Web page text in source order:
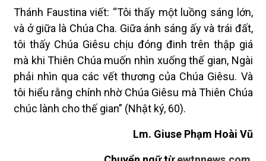
Thánh Faustina viết: “Tôi thấy một luồng sáng lớn,
và ở giữa là Chúa Cha. Giữa ánh sáng ấy và trái đất,
tôi thấy Chúa Giêsu chịu đóng đinh trên thập giá
mà khi Thiên Chúa muốn nhìn xuống thế gian, Ngài
phải nhìn qua các vết thương của Chúa Giêsu. Và
tôi hiểu rằng chính nhờ Chúa Giêsu mà Thiên Chúa
chúc lành cho thế gian” (Nhật ký, 60).
Lm. Giuse Phạm Hoài Vũ